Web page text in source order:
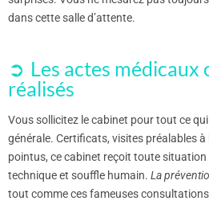
dans cette salle d’attente.
Les actes
réalisés
Vous sollicitez le cabinet pour tout ce
générale. Certificats, visites préalables à
pointus, ce cabinet reçoit toute
technique et souffle humain. La
tout comme ces fameuses